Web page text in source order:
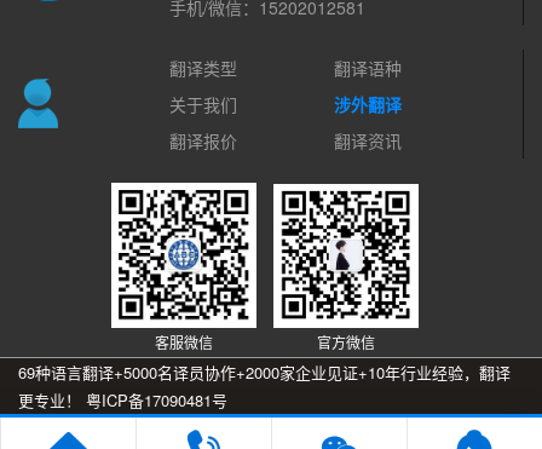
手机/微信：15202012581
翻译类型
翻译语种
关于我们
涉外翻译
翻译报价
翻译资讯
客服微信 官方微信
69种语言翻译+5000名译员协作+2000家企业见证+10年行业经验，翻译
更专业！ 粤ICP备17090481号